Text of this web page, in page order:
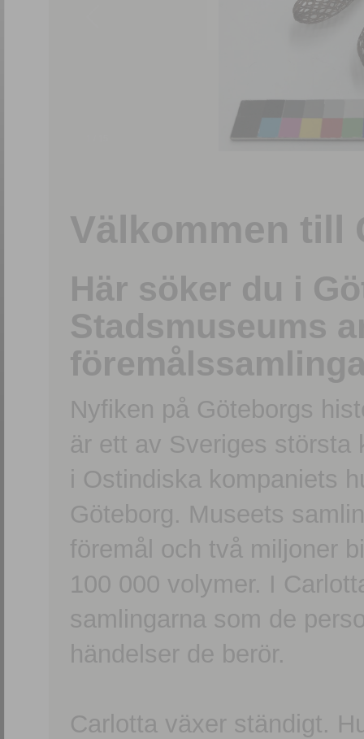
Välkommen till
Här söker du i
Stadsmuseums
Nyfiken på Göteborgs
är ett av Sveriges största
i Ostindiska kompaniets
Göteborg. Museets
föremål och två miljoner
100 000 volymer. I
samlingarna som de
händelser de berör.
Carlotta växer ständigt.